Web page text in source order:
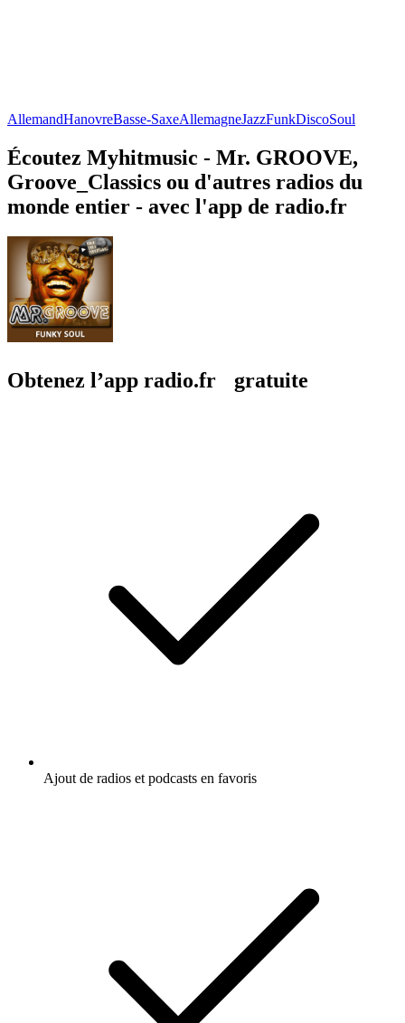
AllemandHanovreBasse-SaxeAllemagneJazzFunkDiscoSoul
Écoutez Myhitmusic - Mr. GROOVE,
Groove_Classics ou d'autres radios du
monde entier - avec l'app de radio.fr
Obtenez l’app radio.fr gratuite
Ajout de radios et podcasts en favoris